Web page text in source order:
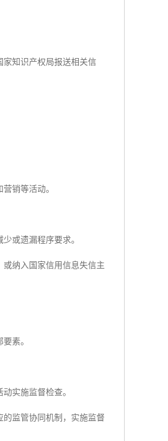
知识产权局报送相关信
销等活动。
或遗漏程序要求。
纳入国家信用信息失信主
素。
实施监督检查。
监管协同机制，实施监督